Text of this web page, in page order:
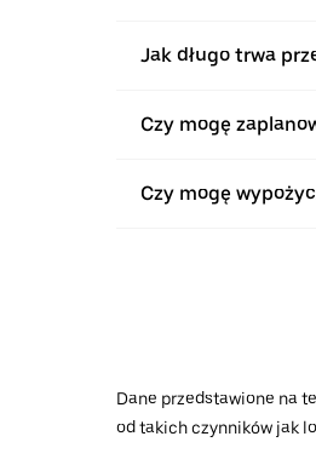
Jak długo trwa
Czy mogę
Czy mogę
Dane przedstawione na
od takich czynników jak